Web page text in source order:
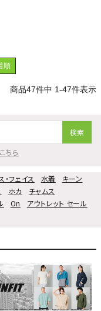
順
47件中 1-47件表示
検索
ちら
・フェイス 水着
キーン
ホカ
チャムス
On
アウトレット セール